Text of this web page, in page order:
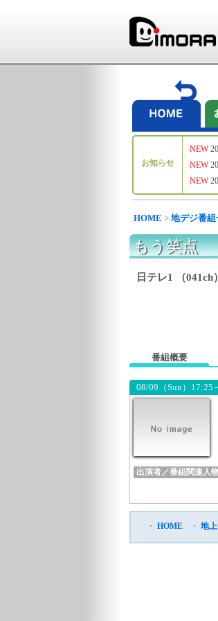
お知らせ
NEW
NEW
NEW
HOME > 地デジ番組
もう笑点
日テレ1 （041ch）
番組概要
08/09（Sun）17:25
出演者／番組関連人
・ HOME ・ 地